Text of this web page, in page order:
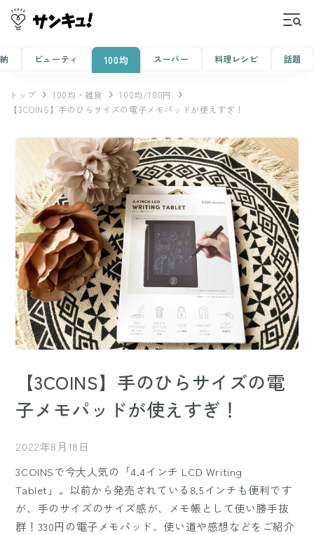
ビューティ 100均 スーパー 料理レシピ 話題
トップ 100均・雑貨
100均/100円
【3COINS】手のひらサイズの電子メモパッドが使えすぎ！
【3COINS】手のひらサイズの電
子メモパッドが使えすぎ！
2022年8月18日
3COINSで今大人気の「4.4インチ LCD Writing
Tablet」。以前から発売されている8.5インチも便利です
が、手のサイズのサイズ感が、メモ帳として使い勝手抜
群！330円の電子メモパッド、使い道や感想などをご紹介